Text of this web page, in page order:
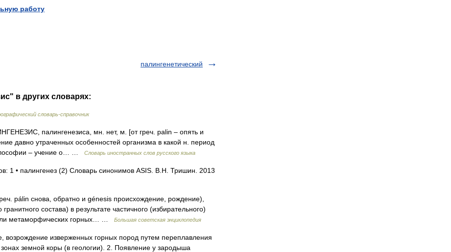
работу
палингенетический
в других словарях:
словарь-справочник
палингенезиса, мн. нет, м. [от греч. palin – опять и
давно утраченных особенностей организма в какой н. период
– учение о… …
Словарь иностранных слов русского языка
1 • палингенез (2) Словарь синонимов ASIS. В.Н. Тришин. 2013
pálin снова, обратно и génesis происхождение, рождение),
состава) в результате частичного (избирательного)
метаморфических горных… …
Большая советская энциклопедия
изверженных горных пород путем переплавления
зонах земной коры (в геологии). 2. Появление у зародыша